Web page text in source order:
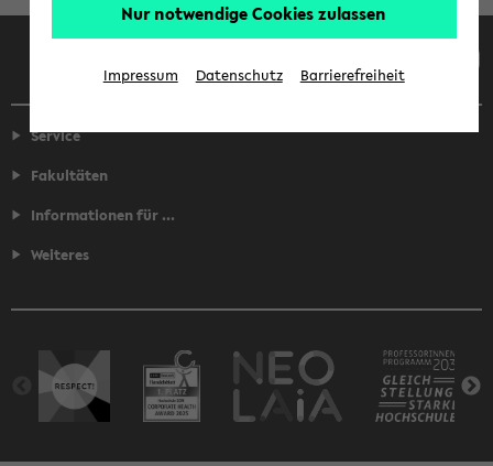
Facebook Instagram LinkedIn TikTok
Service
Fakultäten
Informationen für ...
Weiteres
Nur notwendige Cookies zulassen
Impressum Datenschutz Barrierefreiheit